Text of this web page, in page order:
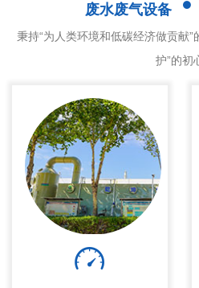
废水废气设备
秉持“为人类环境和低碳经济做贡献
护”的初